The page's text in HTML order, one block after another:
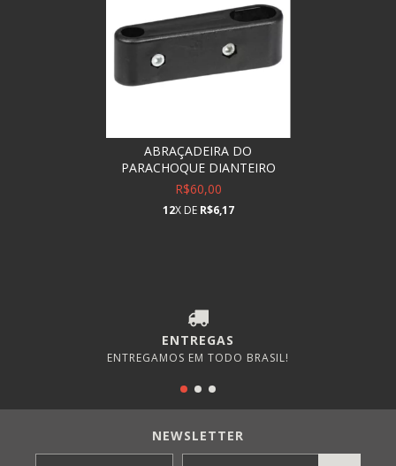
ABRAÇADEIRA DO
PARACHOQUE DIANTEIRO
R$60,00
12X DE R$6,17
ENTREGAS
ENTREGAMOS EM TODO BRASIL!
NEWSLETTER